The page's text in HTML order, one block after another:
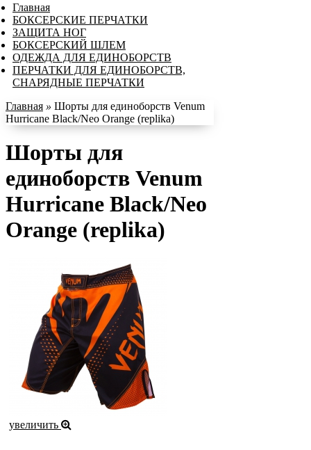
Главная
БОКСЕРСКИЕ ПЕРЧАТКИ
ЗАЩИТА НОГ
БОКСЕРСКИЙ ШЛЕМ
ОДЕЖДА ДЛЯ ЕДИНОБОРСТВ
ПЕРЧАТКИ ДЛЯ ЕДИНОБОРСТВ,
СНАРЯДНЫЕ ПЕРЧАТКИ
Главная » Шорты для единоборств Venum
Hurricane Black/Neo Orange (replika)
Шорты для
единоборств Venum
Hurricane Black/Neo
Orange (replika)
увеличить